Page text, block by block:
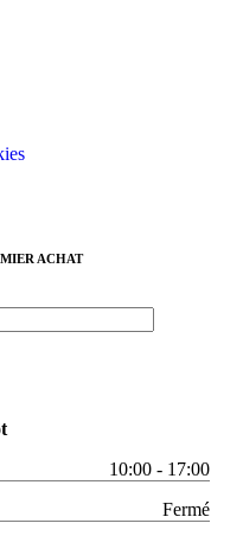
ACHAT
10:00 - 17:00
Fermé